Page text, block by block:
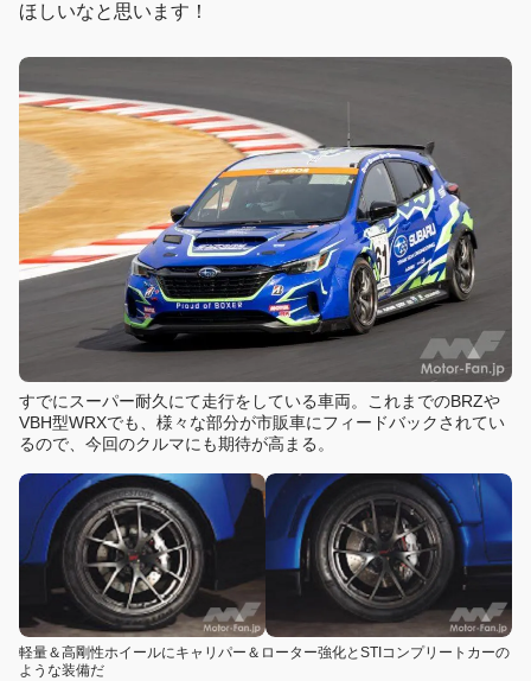
ほしいなと思います！
すでにスーパー耐久にて走行をしている車両。これまでのBRZや
VBH型WRXでも、様々な部分が市販車にフィードバックされてい
るので、今回のクルマにも期待が高まる。
軽量＆高剛性ホイールにキャリパー＆ローター強化とSTIコンプリートカーの
ような装備だ